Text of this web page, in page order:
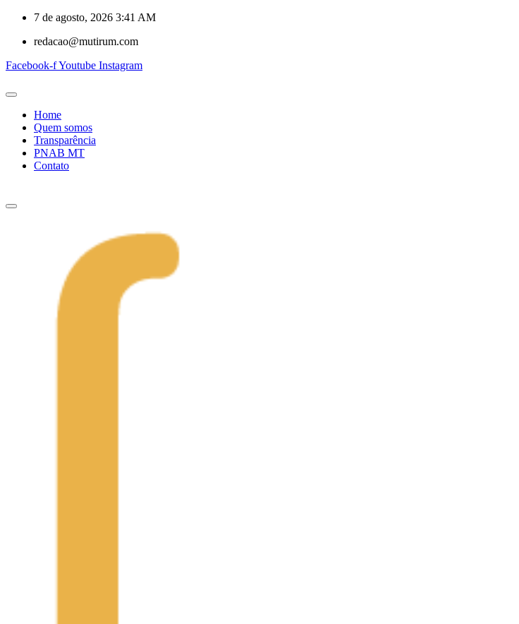
7 de agosto, 2026 3:41 AM
redacao@mutirum.com
Facebook-fYoutube Instagram
Home
Quem somos
Transparência
PNAB MT
Contato